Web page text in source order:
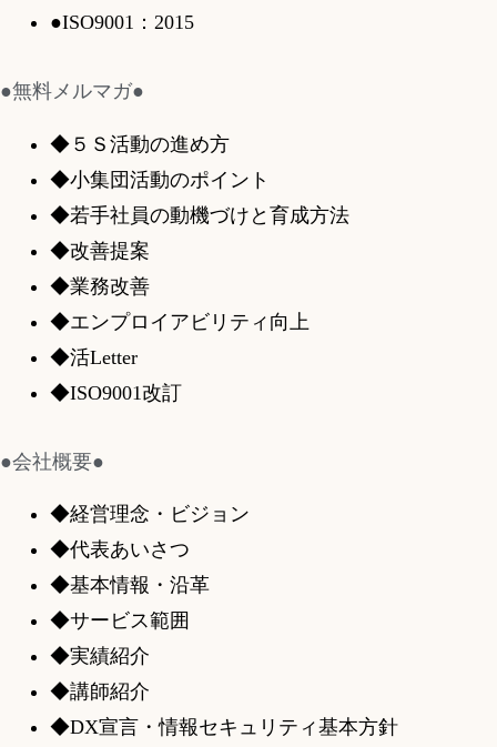
●ISO9001：2015
●無料メルマガ●
◆５Ｓ活動の進め方
◆小集団活動のポイント
◆若手社員の動機づけと育成方法
◆改善提案
◆業務改善
◆エンプロイアビリティ向上
◆活Letter
◆ISO9001改訂
●会社概要●
◆経営理念・ビジョン
◆代表あいさつ
◆基本情報・沿革
◆サービス範囲
◆実績紹介
◆講師紹介
◆DX宣言・情報セキュリティ基本方針